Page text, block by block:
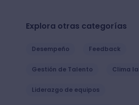
Explora otras categorías
Desempeño Feedback
Gestión de Talento Clima
Liderazgo de equipos